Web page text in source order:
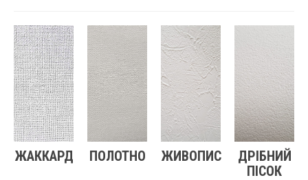
ЖАККАРД ПОЛОТНО ЖИВОПИС
ДРІБНИЙ
ПІСОК